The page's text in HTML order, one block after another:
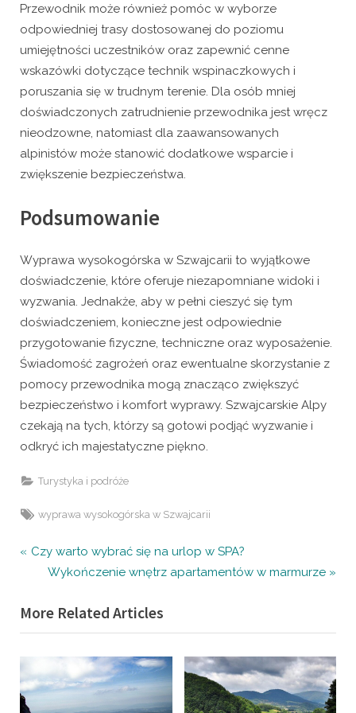
Przewodnik może również pomóc w wyborze
odpowiedniej trasy dostosowanej do poziomu
umiejętności uczestników oraz zapewnić cenne
wskazówki dotyczące technik wspinaczkowych i
poruszania się w trudnym terenie. Dla osób mniej
doświadczonych zatrudnienie przewodnika jest wręcz
nieodzowne, natomiast dla zaawansowanych
alpinistów może stanowić dodatkowe wsparcie i
zwiększenie bezpieczeństwa.
Podsumowanie
Wyprawa wysokogórska w Szwajcarii to wyjątkowe
doświadczenie, które oferuje niezapomniane widoki i
wyzwania. Jednakże, aby w pełni cieszyć się tym
doświadczeniem, konieczne jest odpowiednie
przygotowanie fizyczne, techniczne oraz wyposażenie.
Świadomość zagrożeń oraz ewentualne skorzystanie z
pomocy przewodnika mogą znacząco zwiększyć
bezpieczeństwo i komfort wyprawy. Szwajcarskie Alpy
czekają na tych, którzy są gotowi podjąć wyzwanie i
odkryć ich majestatyczne piękno.
Turystyka i podróże
Tags:
wyprawa wysokogórska w Szwajcarii
Nawigacja
P
v
i
u
s
Czy warto wybrać się na urlop w SPA?
N
x
t
o
s
Wykończenie wnętrz apartamentów w marmurze
More Related Articles